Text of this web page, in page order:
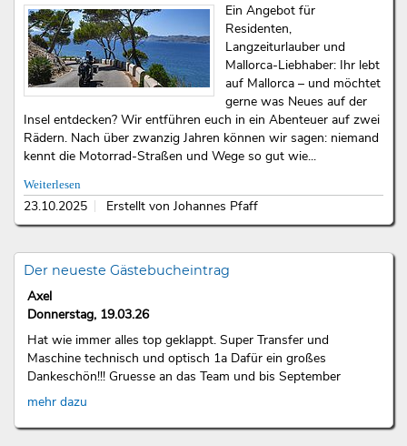
Ein Angebot für
Residenten,
Langzeiturlauber und
Mallorca-Liebhaber: Ihr lebt
auf Mallorca – und möchtet
gerne was Neues auf der
Insel entdecken? Wir entführen euch in ein Abenteuer auf zwei
Rädern. Nach über zwanzig Jahren können wir sagen: niemand
kennt die Motorrad-Straßen und Wege so gut wie...
Weiterlesen
23.10.2025 Erstellt von Johannes Pfaff
Der neueste Gästebucheintrag
Axel
Donnerstag, 19.03.26
Hat wie immer alles top geklappt. Super Transfer und
Maschine technisch und optisch 1a Dafür ein großes
Dankeschön!!! Gruesse an das Team und bis September
mehr dazu